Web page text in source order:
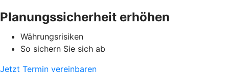
Planungssicherheit erhöhen
Währungsrisiken
So sichern Sie sich ab
Jetzt Termin vereinbaren